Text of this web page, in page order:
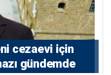
cezaevi için
gündemde